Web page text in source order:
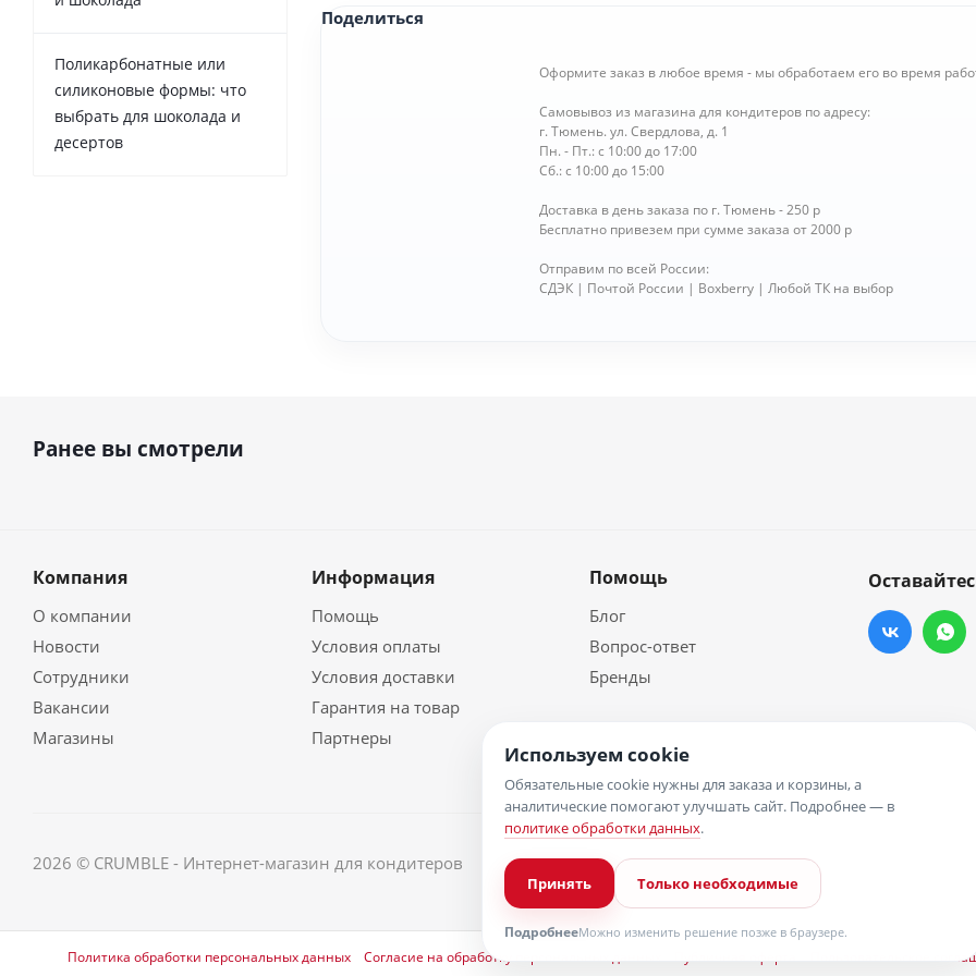
Поделиться
Оформите заказ в любое время - мы обработаем его во время
Самовывоз из магазина для кондитеров по адресу:
г. Тюмень. ул. Свердлова, д. 1
Пн. - Пт.: с 10:00 до 17:00
Сб.: с 10:00 до 15:00
Доставка в день заказа по г. Тюмень - 250 р
Бесплатно привезем при сумме заказа от 2000 р
Отправим по всей России:
СДЭК | Почтой России | Boxberry | Любой ТК на выбор
Поликарбонатные или
силиконовые формы: что
выбрать для шоколада и
десертов
Ранее вы смотрели
Компания
О компании
Новости
Сотрудники
Вакансии
Магазины
Информация
Помощь
Условия оплаты
Условия доставки
Гарантия на товар
Партнеры
Помощь
Блог
Вопрос-ответ
Бренды
2026 © CRUMBLE - Интернет-магазин для кондитеров
Политика обработки персональных данных Согласие на обработку персональных данных Пользовательское
Используем cookie
Обязательные cookie нужны для заказа и корзины, а
аналитические помогают улучшать сайт. Подробнее — в
политике обработки данных.
Принять Только необходимые
ПодробнееМожно изменить решение позже в браузере.